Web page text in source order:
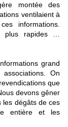
montée des
ventilaient à
informations.
plus rapides …
grand
On
que
devons gêner
les dégâts de ces
entière et les